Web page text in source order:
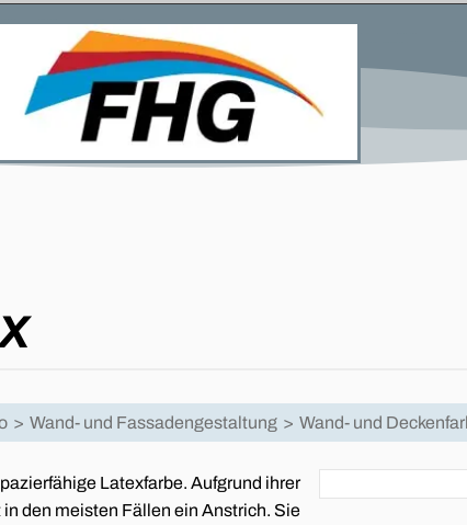
> Wand- und Fassadengestaltung > Wand- und
Latexfarbe. Aufgrund ihrer
den meisten Fällen ein Anstrich. Sie